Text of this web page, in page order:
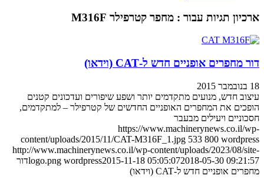
ארכיון תגיות עבור : מחפר קטרפילר M316F
דור מחפרים אופניים חדש ל-CAT (וידאו)
18 בנובמבר 2015
עיצוב חדש, מנועים מתקדמים יותר ושפע שיפורים ועדכונים קטנים
הופכים את המחפרים האופניים החדשים של קטרפילר – למתקדמים,
חסכוניים ויעילים מבעבר
https://www.machinerynews.co.il/wp-
content/uploads/2015/11/CAT-M316F_1.jpg 533 800 wordpress
http://www.machinerynews.co.il/wp-content/uploads/2023/08/site-
logo.png wordpress2015-11-18 05:05:072018-05-30 09:21:57
דור
מחפרים אופניים חדש ל-CAT (וידאו)